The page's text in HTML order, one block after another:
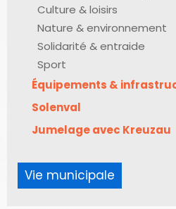
Culture & loisirs
Nature & environnement
Solidarité & entraide
Sport
Équipements &
Solenval
Jumelage avec Kreuzau
Vie municipale